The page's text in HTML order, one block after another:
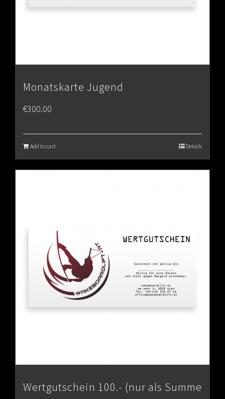
Monatskarte Jugend
€300.00
Add to cart Details
Wertgutschein 100.- (nur als Summe